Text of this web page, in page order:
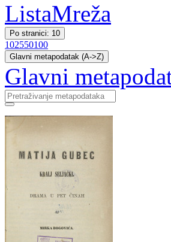
ListaMreža
Po stranici: 10
102550100
Glavni metapodatak (A->Z)
Glavni